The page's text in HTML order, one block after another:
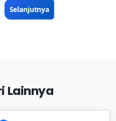
Selanjutnya
Lainnya